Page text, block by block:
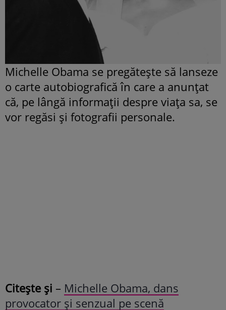
Michelle Obama se pregătește să lanseze
o carte autobiografică în care a anunțat
că, pe lângă informații despre viața sa, se
vor regăsi și fotografii personale.
Citește și – Michelle Obama, dans
provocator și senzual pe scenă